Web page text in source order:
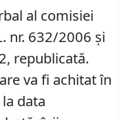
al comisiei
nr. 632/2006 și
republicată.
va fi achitat în
data